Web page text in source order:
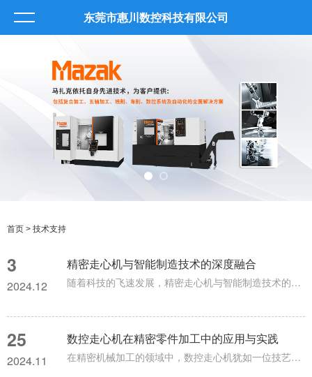
东莞市惠川数控科技有限公司
首页 > 技术支持
3
2024.12
精密走心机与智能制造技术的深度融合
随着科技的飞速发展，精密走心机与智能制造技术的深度融合已成为制造业的重要趋势。这种融合不仅提升了生产效率，更在质量控制、成本降低等方面带来了显著优势。精密走心机通过引入的控制系统，实现了高度集成化和模块化设计。这一系统不仅具备*的数据处理能力和智能算法，还能对加工过程进行全面控制。通过集成自动送料与换刀系统，走心机能够自动供给和送料，显著减少了人工操作，从而提高了生产效率。同时，自动换刀系统能够在加工过程中快速更换刀具，进一步减少了换刀时间，提升了整体加工效率。在智能制造技术...
25
2024.11
数控走心机在精密零件加工中的应用与实践
在精密机械加工的领域中，数控走心机犹如一位技艺高超的“多面手”，在众多零部件的制造中大放异彩，为现代制造业的发展添砖加瓦。数控走心机主要由主轴、副主轴、刀塔、送料装置以及高精度的数控系统等部件组成。主轴负责夹持并带动工件旋转，是加工的核心驱动之一，就如同舞台上的主角，掌控着节奏。副主轴则起着承接和辅助的关键作用，在一些复杂加工工序中，能够实现工件的转移和后续加工，保证加工的连贯性。刀塔上配备了多种刀具，犹如一个装满工具的“百宝箱”，可以根据不同的加工需求，快速精准地切换刀具，...